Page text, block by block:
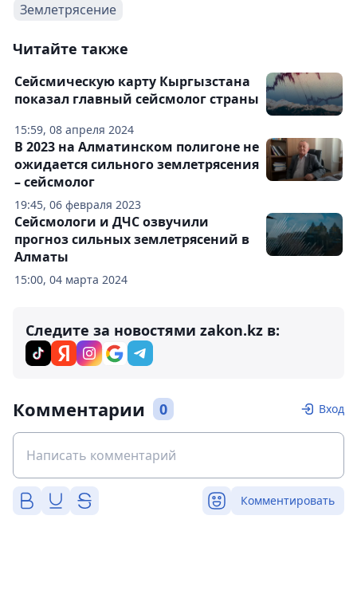
Землетрясение
Читайте также
15:59, 08 апреля 2024
Сейсмическую карту Кыргызстана
показал главный сейсмолог страны
19:45, 06 февраля 2023
В 2023 на Алматинском полигоне не
ожидается сильного землетрясения
– сейсмолог
15:00, 04 марта 2024
Сейсмологи и ДЧС озвучили
прогноз сильных землетрясений в
Алматы
Следите за новостями zakon.kz в:
Комментарии 0 Вход
Комментировать